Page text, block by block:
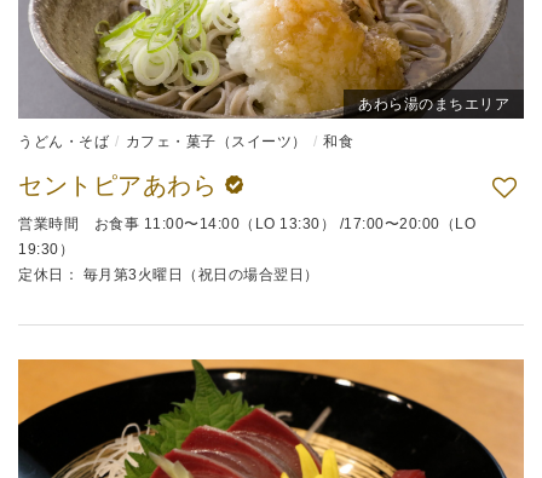
あわら湯のまちエリア
うどん・そば カフェ・菓子（スイーツ） 和食
セントピアあわら
営業時間 お食事 11:00〜14:00（LO 13:30） /17:00〜20:00（LO
19:30）
定休日： 毎月第3火曜日（祝日の場合翌日）